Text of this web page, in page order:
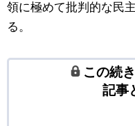
領に極めて批判的な民
る。
この続
記事